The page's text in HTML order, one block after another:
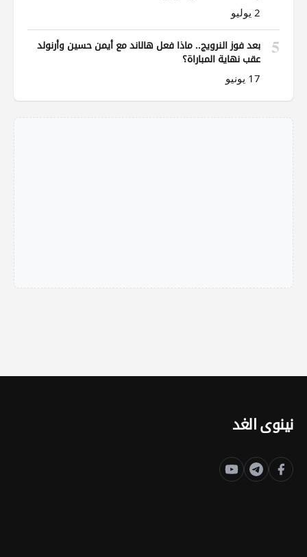
2 يوليو
5
بعد فوز النرويج.. ماذا فعل هالاند مع أيمن حسين وأرنولد
عقب نهاية المباراة؟
17 يونيو
نينوى الغد